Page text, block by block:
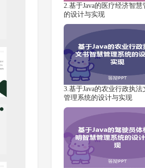
2.基于Java的医疗经济智慧
的设计与实现
3.基于Java的农业行政执法
管理系统的设计与实现